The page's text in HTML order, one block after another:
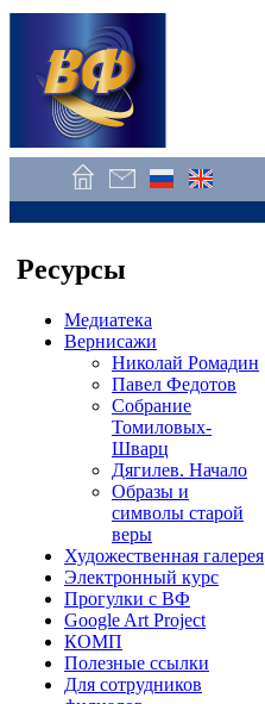
Ресурсы
Медиатека
Вернисажи
Николай Ромадин
Павел Федотов
Собрание
Томиловых-
Шварц
Дягилев. Начало
Образы и
символы старой
веры
Художественная галерея
Электронный курс
Прогулки с ВФ
Google Art Project
КОМП
Полезные ссылки
Для сотрудников